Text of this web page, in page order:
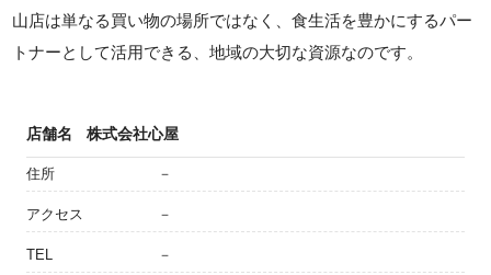
山店は単なる買い物の場所ではなく、食生活を豊かにするパー
トナーとして活用できる、地域の大切な資源なのです。
店舗名 株式会社心屋
住所 －
アクセス －
TEL －